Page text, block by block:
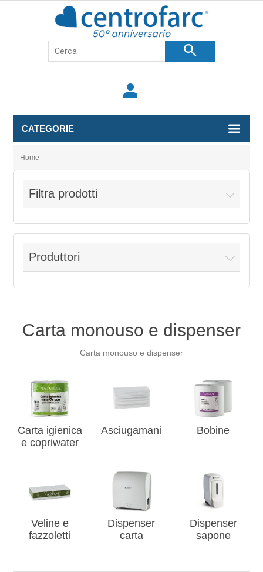
search
person
CATEGORIE
Home
Filtra prodotti
Produttori
Carta monouso e dispenser
Carta monouso e dispenser
Carta igienica
e copriwater
Asciugamani Bobine
Veline e
fazzoletti
Dispenser
carta
Dispenser
sapone